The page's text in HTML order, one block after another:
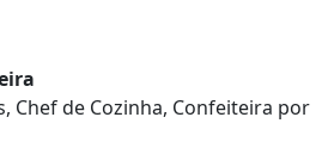
Chef de Cozinha, Confeiteira por